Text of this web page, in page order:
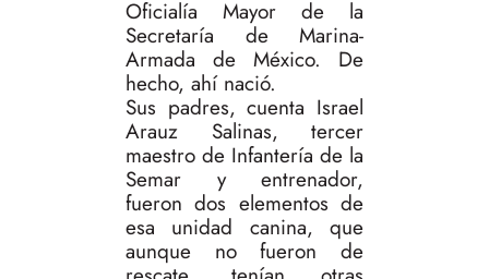
Oficialía Mayor de la
Secretaría de Marina-
Armada de México. De
hecho, ahí nació.
Sus padres, cuenta Israel
Arauz Salinas, tercer
maestro de Infantería de la
Semar y entrenador,
fueron dos elementos de
esa unidad canina, que
aunque no fueron de